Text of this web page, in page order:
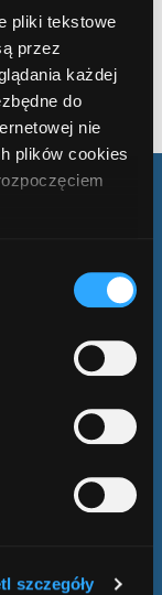
pliki tekstowe
przez
każdej
do
nie
plików cookies
Polityka
szczegóły
hasła?